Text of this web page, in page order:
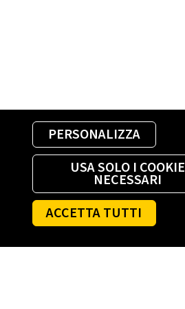
PERSONALIZZA
USA SOLO I COOKIE
NECESSARI
ACCETTA TUTTI